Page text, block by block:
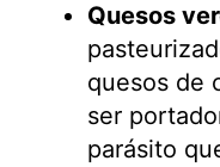
Quesos
quesos de
ser
parásito